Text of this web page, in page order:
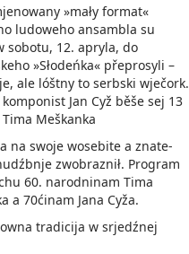
»mały format«
ludoweho ansambla su
sobotu, 12. apryla, do
»Słodeńka« přeprosyli –
ale lóštny to serbski wječork.
Jan Cyž běše sej 13
Meškanka
na swoje wosebite a znate­
zwobraznił. Program
60. narodninam Tima
a 70ćinam Jana Cyža.
tradicija w srjedźnej